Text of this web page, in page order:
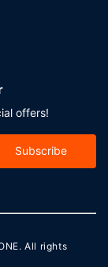
offers!
Subscribe
. All rights